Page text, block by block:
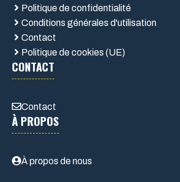
Politique de confidentialité
Conditions générales d'utilisation
Contact
Politique de cookies (UE)
CONTACT
Contact
À PROPOS
À propos de nous